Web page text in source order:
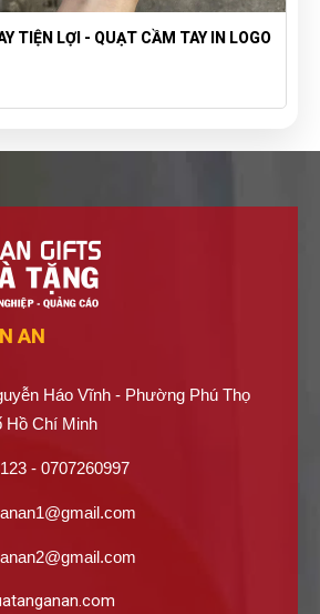
TIỆN LỢI - QUẠT CẦM TAY IN LOGO
AN
Háo Vĩnh - Phường Phú Thọ
Hồ Chí Minh
- 0707260997